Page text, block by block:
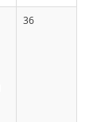
36